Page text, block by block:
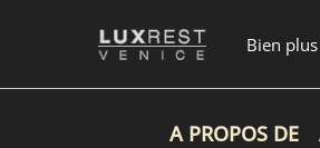
Bien
A PROPOS DE